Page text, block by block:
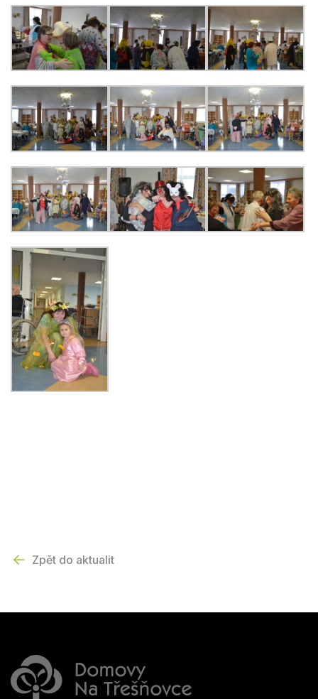
Zpět do aktualit